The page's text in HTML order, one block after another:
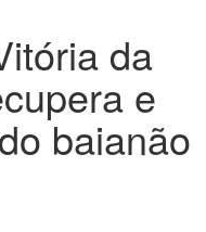
da
e
baianão